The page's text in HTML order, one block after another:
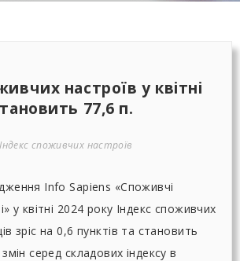
настроїв у квітні
77,6 п.
Індекс споживчих настроїв
Info Sapiens «Споживчі
у квітні 2024 року Індекс споживчих
зріс на 0,6 пунктів та становить
серед складових індексу в